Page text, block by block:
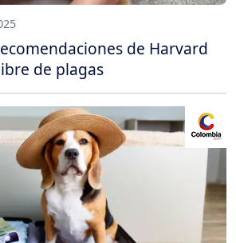
de Harvard
de plagas